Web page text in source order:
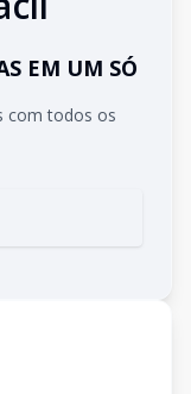
EM UM SÓ
com todos os